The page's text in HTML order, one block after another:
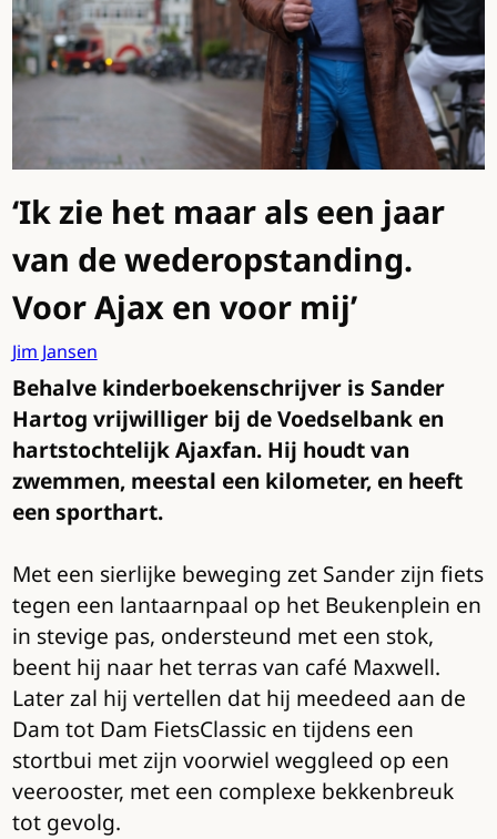
‘Ik zie het maar als een jaar
van de wederopstanding.
Voor Ajax en voor mij’
Jim Jansen
Behalve kinderboekenschrijver is Sander
Hartog vrijwilliger bij de Voedselbank en
hartstochtelijk Ajaxfan. Hij houdt van
zwemmen, meestal een kilometer, en heeft
een sporthart.
Met een sierlijke beweging zet Sander zijn fiets
tegen een lantaarnpaal op het Beukenplein en
in stevige pas, ondersteund met een stok,
beent hij naar het terras van café Maxwell.
Later zal hij vertellen dat hij meedeed aan de
Dam tot Dam FietsClassic en tijdens een
stortbui met zijn voorwiel weggleed op een
veerooster, met een complexe bekkenbreuk
tot gevolg.